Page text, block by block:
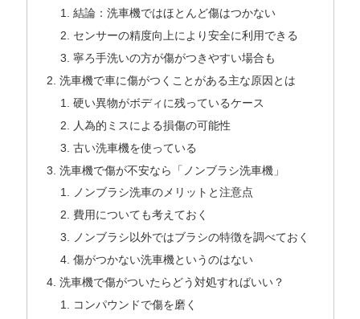
結論：洗車機ではほとんど傷はつかない
センサーの精度向上により安全に利用できる
寧ろ手洗いの方が傷がつきやすい場合も
洗車機で車に傷がつくことがある主な原因とは
硬い異物がボディに残っているケース
人為的ミスによる損傷の可能性
古い洗車機を使っている
洗車機で傷が不安なら「ノンブラシ洗車機」
ノンブラシ洗車のメリットと注意点
費用についても考えておく
ノンブラシ以外ではブラシの特徴を調べておく
傷がつかない洗車機というのはない
洗車機で傷がついたらどう対処すればいい？
コンパウンドで傷を磨く